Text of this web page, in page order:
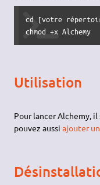
cd [votre
chmod +x Alchemy
Utilisation
Pour lancer Alchemy,
pouvez aussiajouter